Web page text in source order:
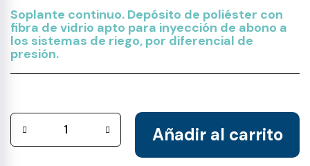
Soplante continuo. Depósito de poliéster con
fibra de vidrio apto para inyección de abono a
los sistemas de riego, por diferencial de
presión.
Añadir al carrito